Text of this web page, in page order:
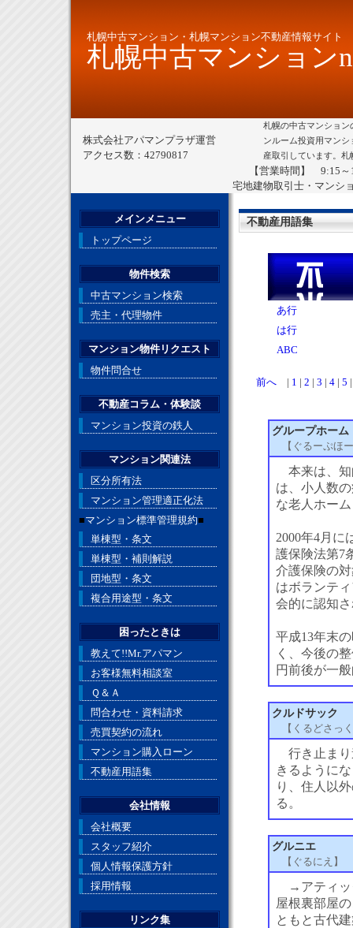
札幌中古マンション・札幌マンション不動産情報サイト
札幌中古マンション
株式会社アパマンプラザ運営
アクセス数：42790817
札幌の中古マンショ
ンルーム投資用マン
産取引しています。
【営業時間】 9:15
宅地建物取引士・マンシ
不動産用語集
あ行
は行
ABC
前へ| 1 | 2 | 3 | 4| 5
グループホーム
【ぐるーぷほ
本来は、知
は、小人数
な老人ホー
2000年4月に
護保険法第7
介護保険の
はボランテ
会的に認知
平成13年末
く、今後の
円前後が一
クルドサック
【くるどさっ
行き止まり
きるように
り、住人以
る。
グルニエ
【ぐるにえ】
→アティッ
屋根裏部屋
ともと古代
メインメニュー
トップページ
物件検索
中古マンション検索
売主・代理物件
マンション物件リクエスト
物件問合せ
不動産コラム・体験談
マンション投資の鉄人
マンション関連法
区分所有法
マンション管理適正化法
■マンション標準管理規約■
単棟型・条文
単棟型・補則解説
団地型・条文
複合用途型・条文
困ったときは
教えて!!Mr.アパマン
お客様無料相談室
Ｑ＆Ａ
問合わせ・資料請求
売買契約の流れ
マンション購入ローン
不動産用語集
会社情報
会社概要
スタッフ紹介
個人情報保護方針
採用情報
リンク集